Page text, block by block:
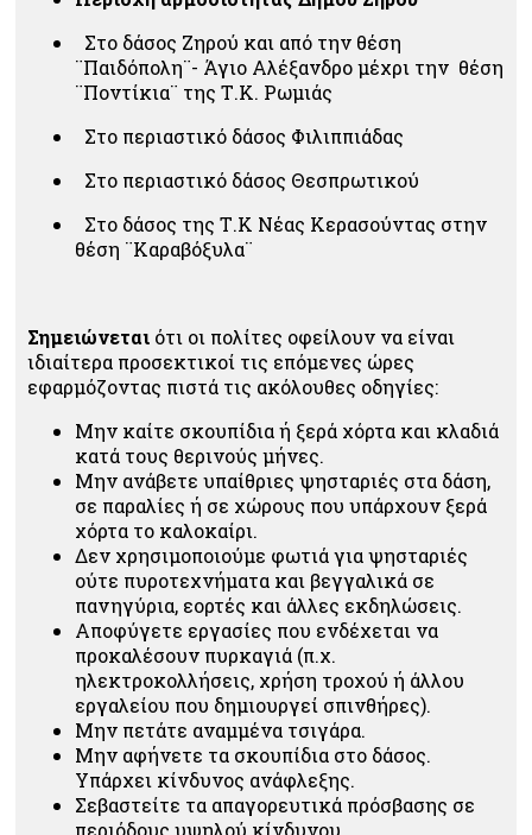
Στο δάσος Ζηρού και από την θέση
¨Παιδόπολη¨- Άγιο Αλέξανδρο μέχρι την θέση
¨Ποντίκια¨ της Τ.Κ. Ρωμιάς
Στο περιαστικό δάσος Φιλιππιάδας
Στο περιαστικό δάσος Θεσπρωτικού
Στο δάσος της Τ.Κ Νέας Κερασούντας στην
θέση ¨Καραβόξυλα¨
Σημειώνεται ότι οι πολίτες οφείλουν να είναι
ιδιαίτερα προσεκτικοί τις επόμενες ώρες
εφαρμόζοντας πιστά τις ακόλουθες οδηγίες:
Μην καίτε σκουπίδια ή ξερά χόρτα και κλαδιά
κατά τους θερινούς μήνες.
Μην ανάβετε υπαίθριες ψησταριές στα δάση,
σε παραλίες ή σε χώρους που υπάρχουν ξερά
χόρτα το καλοκαίρι.
Δεν χρησιμοποιούμε φωτιά για ψησταριές
ούτε πυροτεχνήματα και βεγγαλικά σε
πανηγύρια, εορτές και άλλες εκδηλώσεις.
Αποφύγετε εργασίες που ενδέχεται να
προκαλέσουν πυρκαγιά (π.χ.
ηλεκτροκολλήσεις, χρήση τροχού ή άλλου
εργαλείου που δημιουργεί σπινθήρες).
Μην πετάτε αναμμένα τσιγάρα.
Μην αφήνετε τα σκουπίδια στο δάσος.
Υπάρχει κίνδυνος ανάφλεξης.
Σεβαστείτε τα απαγορευτικά πρόσβασης σε
περιόδους υψηλού κίνδυνου.